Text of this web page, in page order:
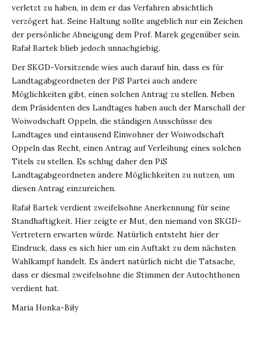
verletzt zu haben, in dem er das Verfahren absichtlich
verzögert hat. Seine Haltung sollte angeblich nur ein Zeichen
der persönliche Abneigung dem Prof. Marek gegenüber sein.
Rafał Bartek blieb jedoch unnachgiebig.
Der SKGD-Vorsitzende wies auch darauf hin, dass es für
Landtagabgeordneten der PiS Partei auch andere
Möglichkeiten gibt, einen solchen Antrag zu stellen. Neben
dem Präsidenten des Landtages haben auch der Marschall der
Woiwodschaft Oppeln, die ständigen Ausschüsse des
Landtages und eintausend Einwohner der Woiwodschaft
Oppeln das Recht, einen Antrag auf Verleihung eines solchen
Titels zu stellen. Es schlug daher den PiS
Landtagabgeordneten andere Möglichkeiten zu nutzen, um
diesen Antrag einzureichen.
Rafał Bartek verdient zweifelsohne Anerkennung für seine
Standhaftigkeit. Hier zeigte er Mut, den niemand von SKGD-
Vertretern erwarten würde. Natürlich entsteht hier der
Eindruck, dass es sich hier um ein Auftakt zu dem nächsten
Wahlkampf handelt. Es ändert natürlich nicht die Tatsache,
dass er diesmal zweifelsohne die Stimmen der Autochthonen
verdient hat.
Maria Honka-Biły